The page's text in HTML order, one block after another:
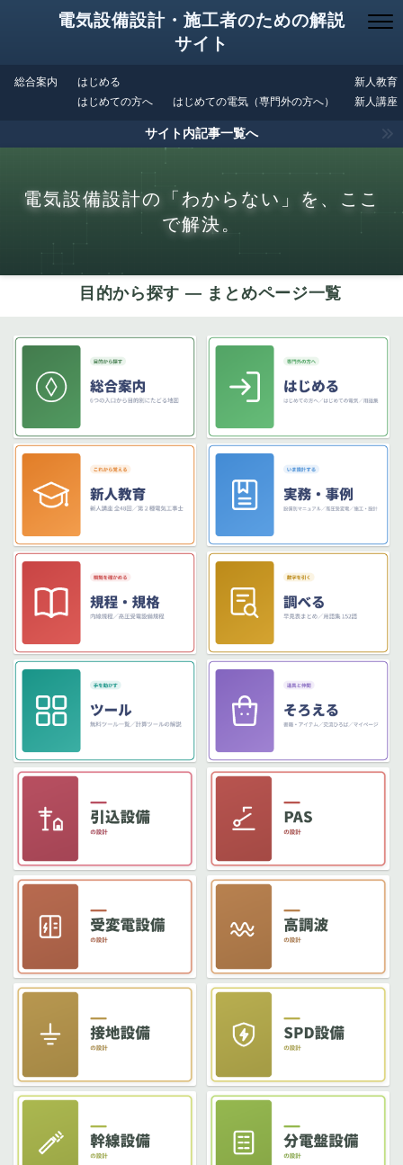
電気設備設計・施工者のための解説
サイト
総合案内
はじめる
はじめての方へ
はじめての電気（専門外の方へ）
新人教育
新人講座
サイト内記事一覧へ
電気設備設計の「わからない」を、ここ
で解決。